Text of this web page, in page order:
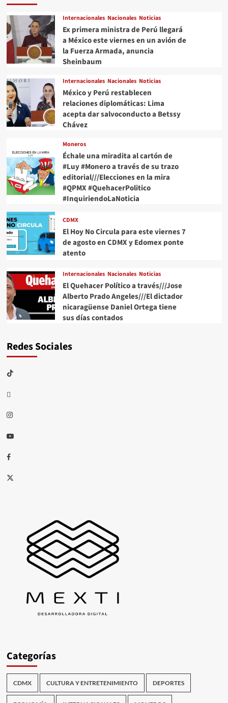
Internacionales Nacionales Noticias
Ex primera ministra de Perú llegará
a México este viernes en un avión de
la Fuerza Armada, anuncia
Sheinbaum
Internacionales Nacionales Noticias
México y Perú restablecen
relaciones diplomáticas: Lima
acepta dar salvoconducto a Betssy
Chávez
Moneros
Échale una miradita al cartón de
#Luy #Monero a través de su trazo
editorial///Elecciones en la mira
#QPMX #QuehacerPolitico
#InquiriendoLaNoticia
CDMX
El Hoy No Circula para este viernes 7
de agosto en CDMX y Edomex ponte
atento
Internacionales Nacionales Noticias
El Quehacer Político a través///Jose
Alberto Prado Angeles///El dictador
nicaragüense Daniel Ortega tiene
sus días contados
Redes Sociales
TikTok
threads
Instagram
Youtube
Facebook
X
Categorías
CDMX CULTURA Y ENTRETENIMIENTO DEPORTES